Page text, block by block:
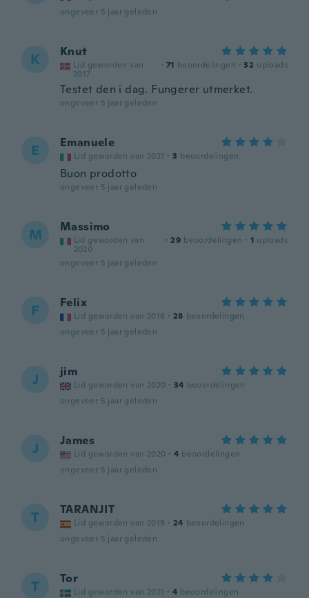
ongeveer 5 jaar geleden
K Knut
Lid geworden van
2017
· 71 beoordelingen · 32 uploads
Testet den i dag. Fungerer utmerket.
ongeveer 5 jaar geleden
E Emanuele
Lid geworden van 2021 · 3 beoordelingen
Buon prodotto
ongeveer 5 jaar geleden
M Massimo
Lid geworden van
2020
· 29 beoordelingen · 1 uploads
ongeveer 5 jaar geleden
F Felix
Lid geworden van 2016 · 28 beoordelingen
ongeveer 5 jaar geleden
J jim
Lid geworden van 2020 · 34 beoordelingen
ongeveer 5 jaar geleden
J James
Lid geworden van 2020 · 4 beoordelingen
ongeveer 5 jaar geleden
T TARANJIT
Lid geworden van 2019 · 24 beoordelingen
ongeveer 5 jaar geleden
T Tor
Lid geworden van 2021 · 4 beoordelingen